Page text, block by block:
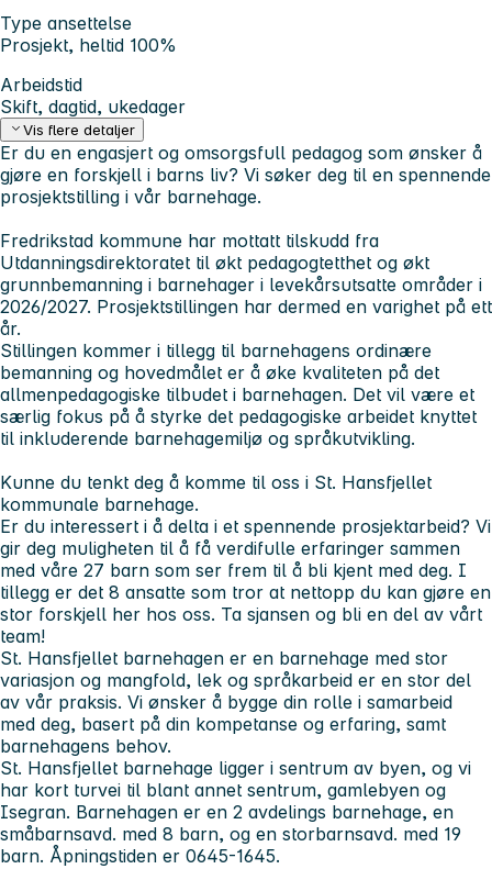
Type ansettelse
Prosjekt, heltid 100%
Arbeidstid
Skift, dagtid, ukedager
Vis flere detaljer
Er du en engasjert og omsorgsfull pedagog som ønsker å
gjøre en forskjell i barns liv? Vi søker deg til en spennende
prosjektstilling i vår barnehage.
Fredrikstad kommune har mottatt tilskudd fra
Utdanningsdirektoratet til økt pedagogtetthet og økt
grunnbemanning i barnehager i levekårsutsatte områder i
2026/2027. Prosjektstillingen har dermed en varighet på ett
år.
Stillingen kommer i tillegg til barnehagens ordinære
bemanning og hovedmålet er å øke kvaliteten på det
allmenpedagogiske tilbudet i barnehagen. Det vil være et
særlig fokus på å styrke det pedagogiske arbeidet knyttet
til inkluderende barnehagemiljø og språkutvikling.
Kunne du tenkt deg å komme til oss i St. Hansfjellet
kommunale barnehage.
Er du interessert i å delta i et spennende prosjektarbeid? Vi
gir deg muligheten til å få verdifulle erfaringer sammen
med våre 27 barn som ser frem til å bli kjent med deg. I
tillegg er det 8 ansatte som tror at nettopp du kan gjøre en
stor forskjell her hos oss. Ta sjansen og bli en del av vårt
team!
St. Hansfjellet barnehagen er en barnehage med stor
variasjon og mangfold, lek og språkarbeid er en stor del
av vår praksis. Vi ønsker å bygge din rolle i samarbeid
med deg, basert på din kompetanse og erfaring, samt
barnehagens behov.
St. Hansfjellet barnehage ligger i sentrum av byen, og vi
har kort turvei til blant annet sentrum, gamlebyen og
Isegran. Barnehagen er en 2 avdelings barnehage, en
småbarnsavd. med 8 barn, og en storbarnsavd. med 19
barn. Åpningstiden er 0645-1645.